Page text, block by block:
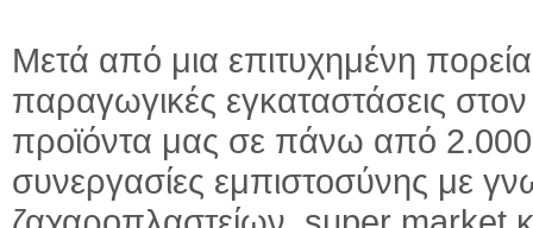
Μετά από μια επιτυχημένη
παραγωγικές εγκαταστάσεις
προϊόντα μας σε πάνω από 2.000
συνεργασίες εμπιστοσύνης με